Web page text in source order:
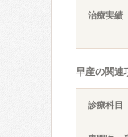
治療実績
早産の関連
診療科目